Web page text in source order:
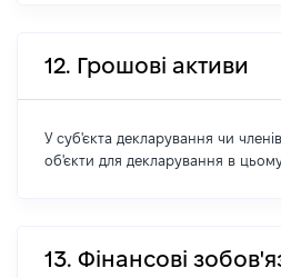
12. Грошові активи
У суб'єкта декларування чи членів
об'єкти для декларування в цьому
13. Фінансові